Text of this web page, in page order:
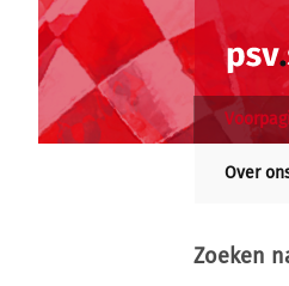
Over
Zoeken